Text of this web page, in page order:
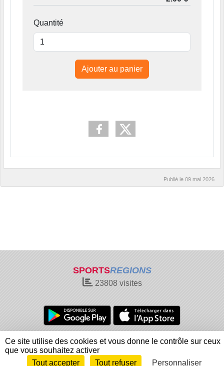
Quantité
Ajouter au panier
Publié le 09 mai 2026
SPORTSREGIONS
23808visites
Charte cookies
Gestion des cookies
Informations légales
Signaler un contenu inapproprié
Envie de participer ?
Connexion
Ce site utilise des cookies et vous donne le contrôle sur ceux
que vous souhaitez activer
Tout accepter
Tout refuser Personnaliser